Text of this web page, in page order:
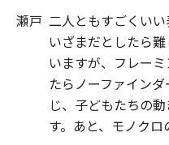
瀬戸 二人ともすごくい
いざまだとしたら
いますが、フレー
たらノーファイン
じ、子どもたちの
す。あと、モノクロ